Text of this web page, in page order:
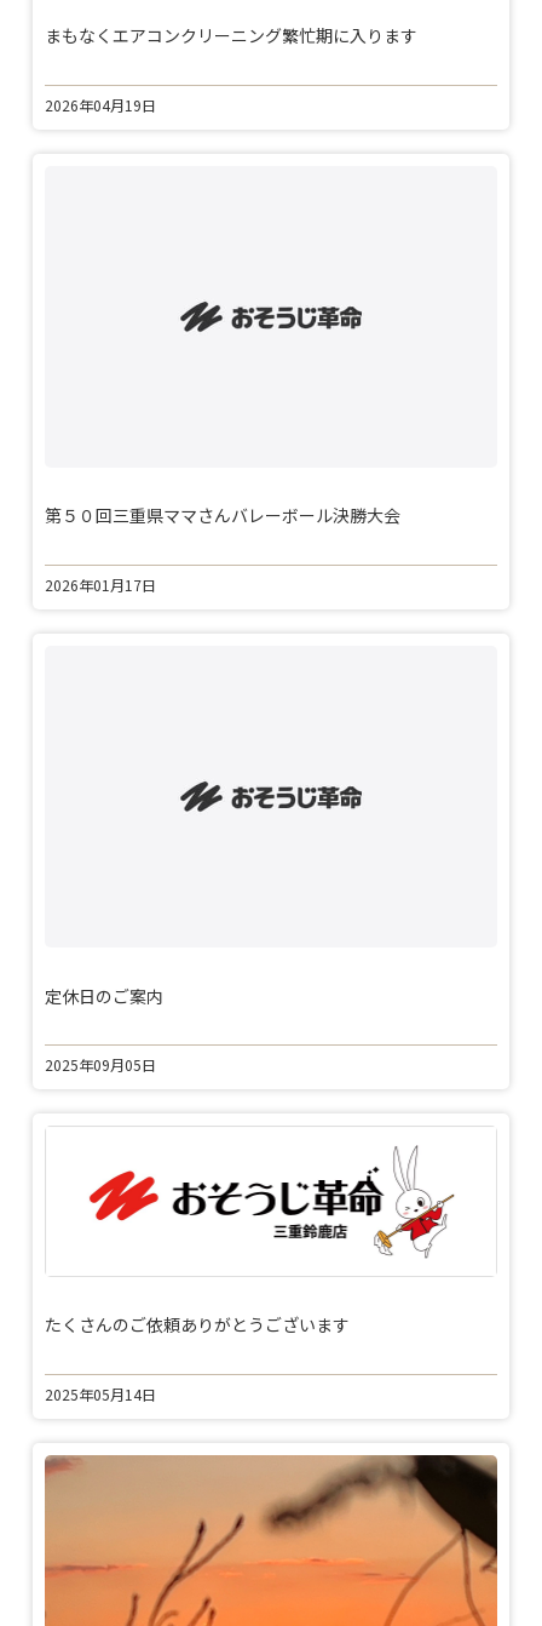
まもなくエアコンクリーニング繁忙期に入ります
2026年04月19日
第５０回三重県ママさんバレーボール決勝大会
2026年01月17日
定休日のご案内
2025年09月05日
たくさんのご依頼ありがとうございます
2025年05月14日